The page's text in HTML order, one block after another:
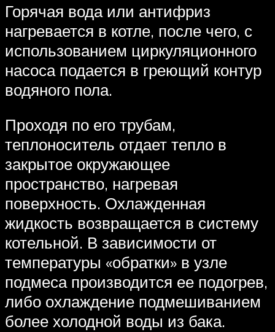
Горячая вода или антифриз
нагревается в котле, после чего, с
использованием циркуляционного
насоса подается в греющий контур
водяного пола.
Проходя по его трубам,
теплоноситель отдает тепло в
закрытое окружающее
пространство, нагревая
поверхность. Охлажденная
жидкость возвращается в систему
котельной. В зависимости от
температуры «обратки» в узле
подмеса производится ее подогрев,
либо охлаждение подмешиванием
более холодной воды из бака.